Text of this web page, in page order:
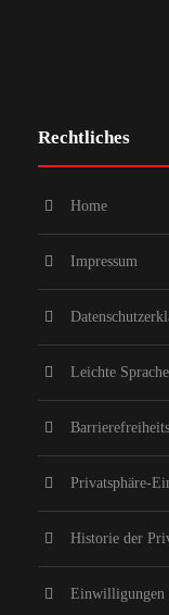
Rechtliches
Home
Impressum
Leichte Sprache
Privatsphäre-
Historie der
Einwilligungen